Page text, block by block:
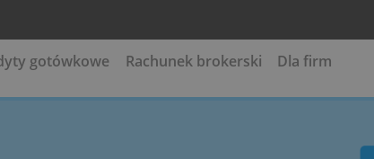
i kredyty gotówkowe Rachunek